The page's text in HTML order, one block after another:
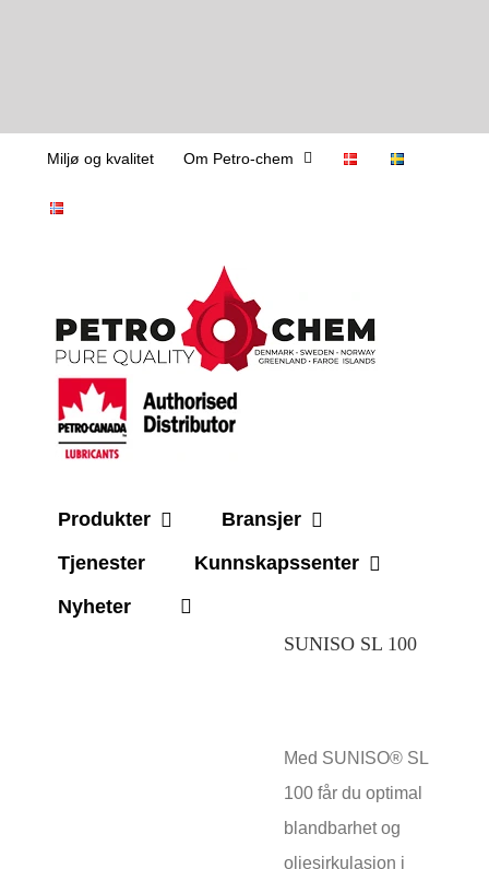
content
Miljø og kvalitet Om Petro-chem
Produkter
Bransjer
Tjenester
Kunnskapssenter
Nyheter
SUNISO SL 100
Med SUNISO® SL
100 får du optimal
blandbarhet og
oljesirkulasjon i